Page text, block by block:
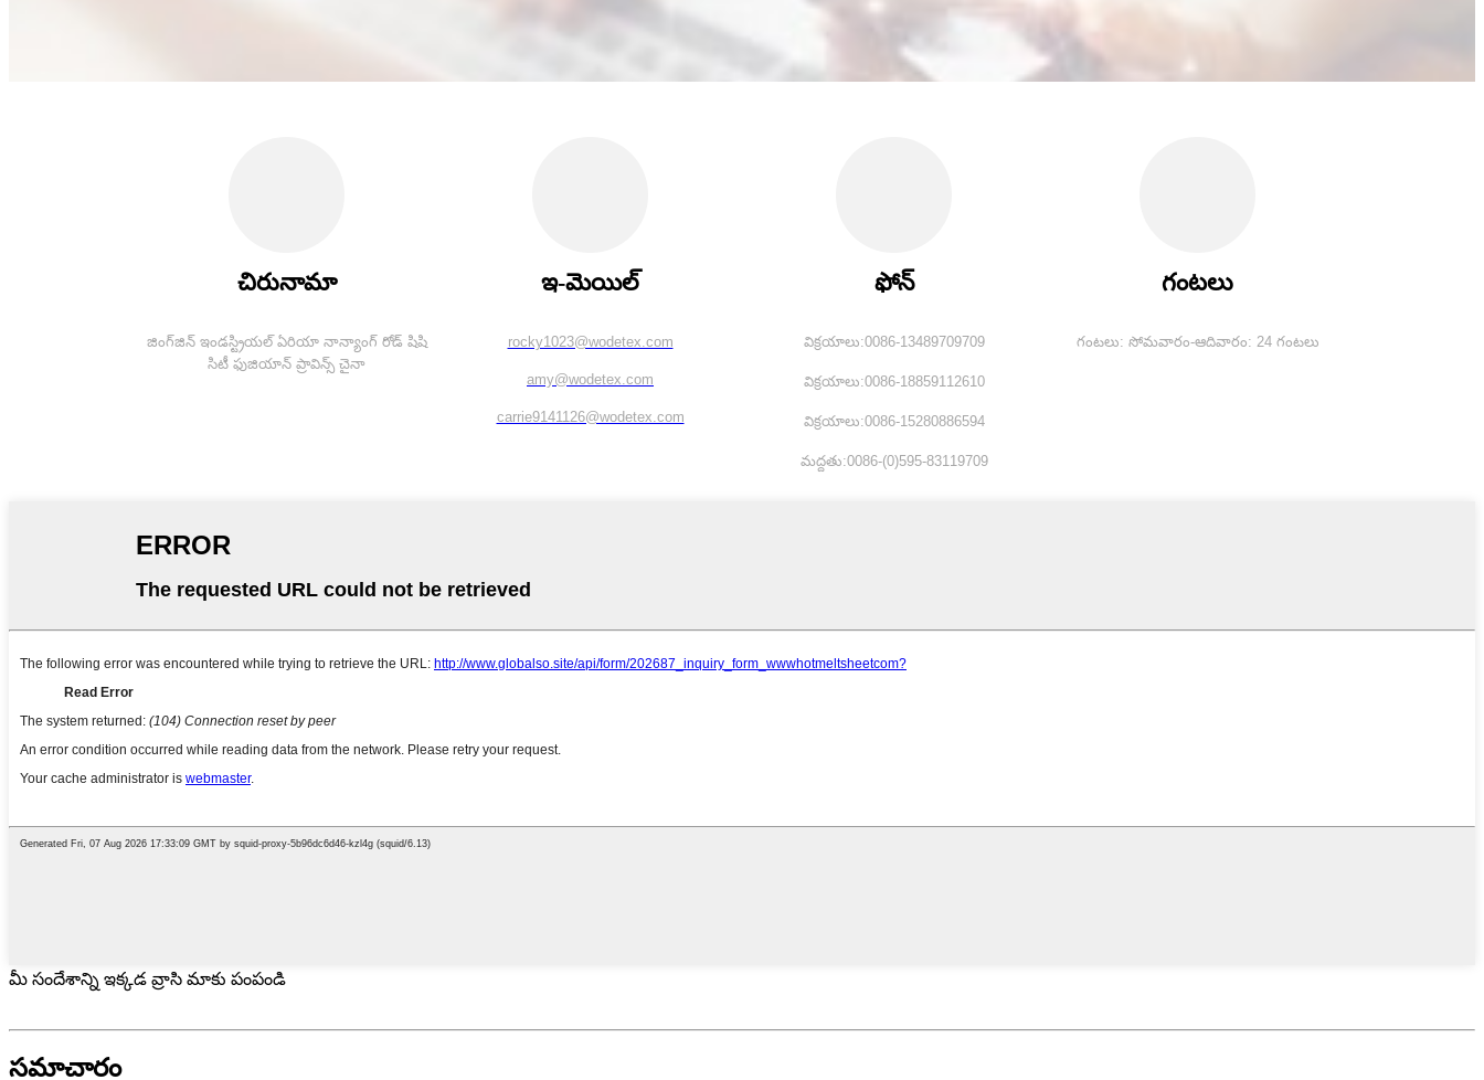
చిరునామా
జింగ్‌జిన్ ఇండస్ట్రియల్ ఏరియా నాన్యాంగ్ రోడ్ షిషి
సిటీ ఫుజియాన్ ప్రావిన్స్ చైనా
ఇ-మెయిల్
rocky1023@wodetex.com
amy@wodetex.com
carrie9141126@wodetex.com
ఫోన్
విక్రయాలు:0086-13489709709
విక్రయాలు:0086-18859112610
విక్రయాలు:0086-15280886594
మద్దతు:0086-(0)595-83119709
గంటలు
గంటలు: సోమవారం-ఆదివారం: 24 గంటలు
మీ సందేశాన్ని ఇక్కడ వ్రాసి మాకు పంపండి
సమాచారం